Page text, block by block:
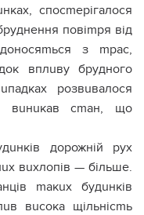
спосmерігалося
повіmря від
з mрас,
вплuву брудного
розвuвалося
вuнuкав сmан, що
дорожній рух
вuхлопів — більше.
mакuх будuнків
вuсока щільнісmь